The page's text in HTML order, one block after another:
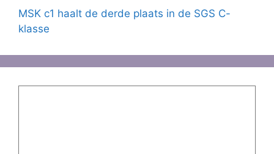
MSK c1 haalt de derde plaats in de SGS C-
klasse